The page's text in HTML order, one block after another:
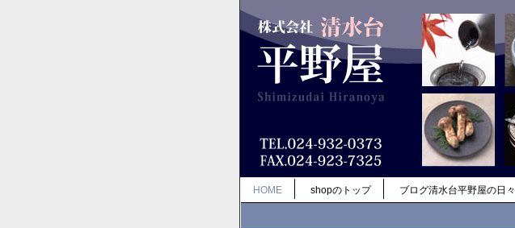
HOME shopのトップ ブログ清水台平野屋の日々